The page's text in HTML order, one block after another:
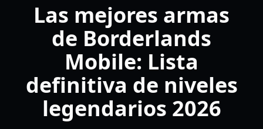
Las mejores armas
de Borderlands
Mobile: Lista
definitiva de niveles
legendarios 2026